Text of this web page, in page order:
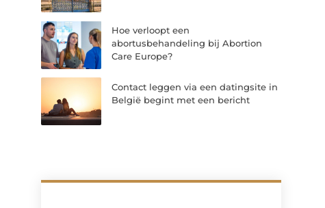
Hoe verloopt een
abortusbehandeling bij Abortion
Care Europe?
Contact leggen via een datingsite in
België begint met een bericht